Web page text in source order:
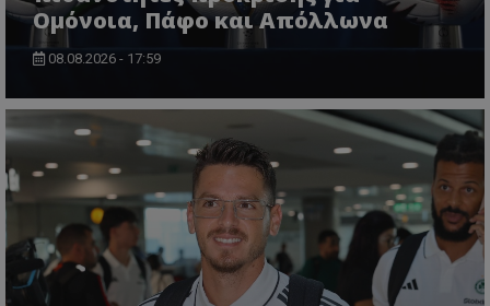
Ομόνοια, Πάφο και Απόλλωνα
08.08.2026 - 17:59